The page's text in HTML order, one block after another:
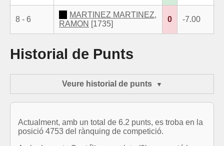
8 - 6
MARTINEZ MARTINEZ,
RAMON [1735]
0 -7.00
Historial de Punts
Veure historial de punts
Actualment, amb un total de 6.2 punts, es troba en la
posició 4753 del rànquing de competició.